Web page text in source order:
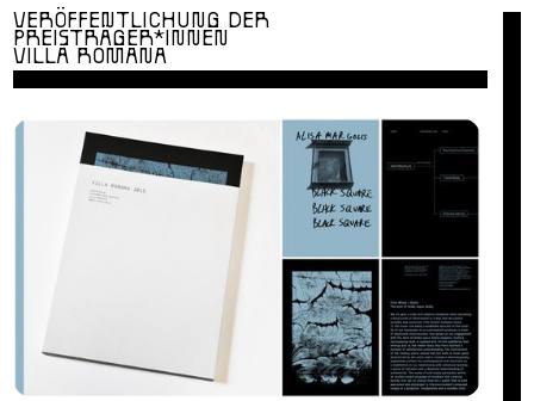
VERÖFFENTLICHUNG DER
PREISTRÄGER*INNEN
VILLA ROMANA